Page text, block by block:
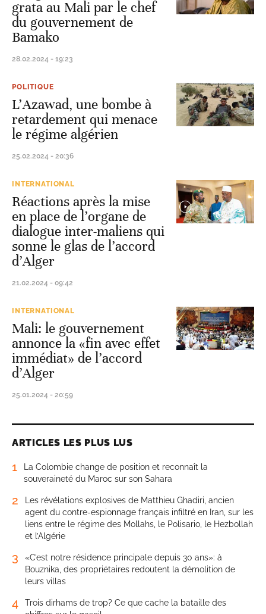
grata au Mali par le chef
du gouvernement de
Bamako
28.02.2024 - 19:23
POLITIQUE
L’Azawad, une bombe à
retardement qui menace
le régime algérien
25.02.2024 - 20:36
INTERNATIONAL
Réactions après la mise
en place de l’organe de
dialogue inter-maliens qui
sonne le glas de l’accord
d’Alger
21.02.2024 - 09:42
INTERNATIONAL
Mali: le gouvernement
annonce la «fin avec effet
immédiat» de l’accord
d’Alger
25.01.2024 - 20:59
ARTICLES LES PLUS LUS
1
La Colombie change de position et reconnaît la
souveraineté du Maroc sur son Sahara
2
Les révélations explosives de Matthieu Ghadiri, ancien
agent du contre-espionnage français infiltré en Iran, sur les
liens entre le régime des Mollahs, le Polisario, le Hezbollah
et l’Algérie
3
«C’est notre résidence principale depuis 30 ans»: à
Bouznika, des propriétaires redoutent la démolition de
leurs villas
4
Trois dirhams de trop? Ce que cache la bataille des